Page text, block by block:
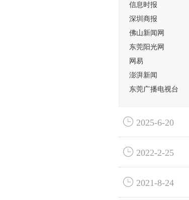
信息时报
深圳商报
佛山新闻网
东莞阳光网
网易
澎湃新闻
东莞广播电视台
 2025-6-20
 2022-2-25
 2021-8-24